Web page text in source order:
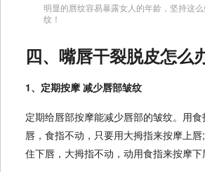
明显的唇纹容易暴露女人的年龄，坚持这
纹！
四、嘴唇干裂脱皮怎么
1、定期按摩 减少唇部皱纹
定期给唇部按摩能减少唇部的皱纹。用
唇，食指不动，只要用大拇指来按摩上
住下唇，大拇指不动，动用食指来按摩下